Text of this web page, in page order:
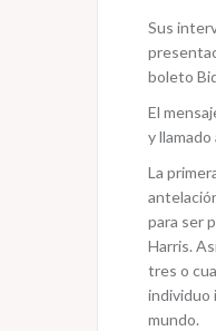
Sus
boleto
El
y
La
para ser
Harris.
tres o
individuo
mundo.